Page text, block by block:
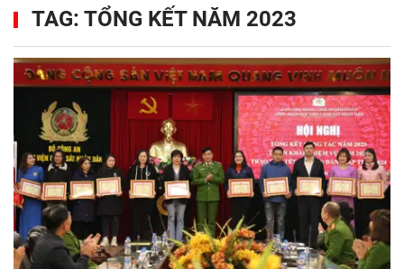
TAG: TỔNG KẾT NĂM 2023